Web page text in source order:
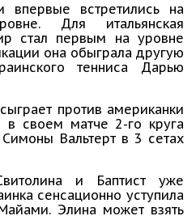
впервые встретились на
Для итальянская
стал первым на уровне
она обыграла другую
тенниса Дарью
против американки
в своем матче 2-го круга
Вальтерт в 3 сетах
и Баптист уже
сенсационно уступила
Элина может взять